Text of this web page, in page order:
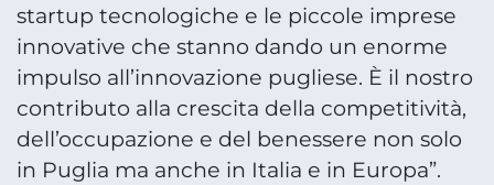
startup tecnologiche e le piccole imprese
innovative che stanno dando un enorme
impulso all’innovazione pugliese. È il nostro
contributo alla crescita della competitività,
dell’occupazione e del benessere non solo
in Puglia ma anche in Italia e in Europa”.